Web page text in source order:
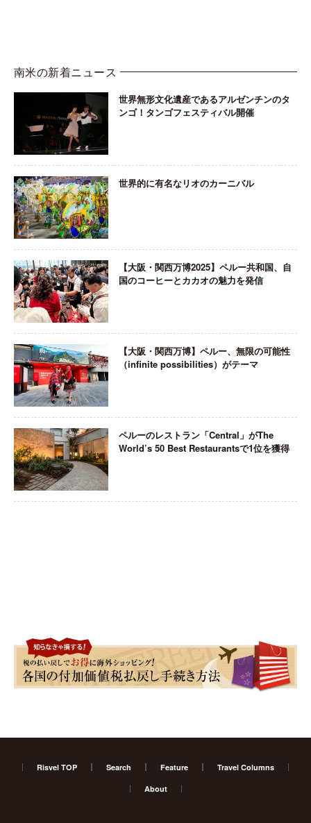
南米の新着ニュース
世界無形文化遺産であるアルゼンチンのタ
ンゴ！タンゴフェスティバル開催
世界的に有名なリオのカーニバル
【大阪・関西万博2025】ペルー共和国、自
国のコーヒーとカカオの魅力を発信
【大阪・関西万博】ペルー、無限の可能性
（infinite possibilities）がテーマ
ペルーのレストラン「Central」がThe
World’s 50 Best Restaurantsで1位を獲得
Risvel TOP Search Feature Travel Columns
About